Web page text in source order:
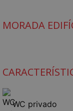
MORADA
WC privado